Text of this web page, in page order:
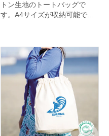
トン生地のトートバッグで
す。A4サイズが収納可能で、
企業用ノベルティはもちろ
ん、販売品やイベント記念品
など幅広い用途で大人気で
す。肩かけ利用も可能なの
で、エコバッグとしてもおす
すめです。※エコマーク付